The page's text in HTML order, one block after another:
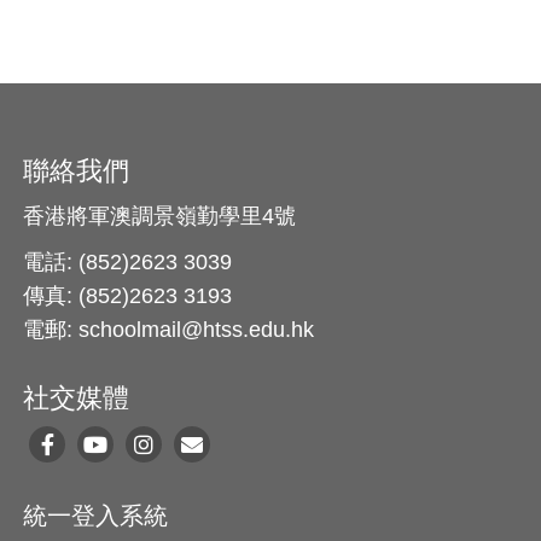
聯絡我們
香港將軍澳調景嶺勤學里4號
電話: (852)2623 3039
傳真: (852)2623 3193
電郵: schoolmail@htss.edu.hk
社交媒體
統一登入系統